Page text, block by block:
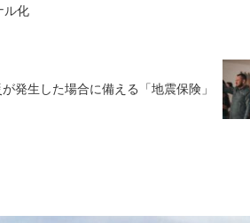
ル化
発生した場合に備える「地震保険」